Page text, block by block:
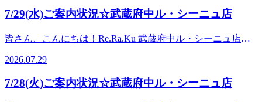
♪『Re.Ra.Ku 武蔵府中ル・シーニュ店』【住所】〒183-0023
東京都府中市宮町一丁目100番 ル・シーニュ4階【営業時
【アクセス】京王線「府中駅」直結徒歩3分【お知らせ】電
子マネー決済・QRコード決済、対応しております♪
7/29(水)ご案内状況☆武蔵府中ル・シーニュ店
皆さん、こんにちは！Re.Ra.Ku 武蔵府中ル・シーニュ店で
ております！詳しいお時間が気になる方はお電話ください
♪『Re.Ra.Ku 武蔵府中ル・シーニュ店』【住所】〒183-0023
東京都府中市宮町一丁目100番 ル・シーニュ4階【営業時
2026.07.29
7/28(火)ご案内状況☆武蔵府中ル・シーニュ店